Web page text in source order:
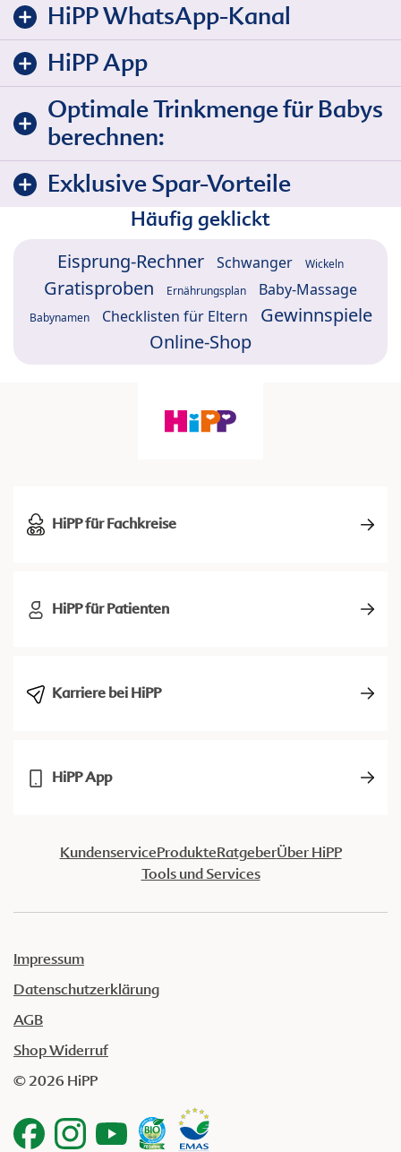
HiPP WhatsApp-Kanal
HiPP App
Optimale Trinkmenge für Babys
berechnen:
Exklusive Spar-Vorteile
Häufig geklickt
Eisprung-Rechner Schwanger Wickeln
Gratisproben Ernährungsplan Baby-Massage
Babynamen Checklisten für Eltern
Gewinnspiele
Online-Shop
HiPP für Fachkreise
HiPP für Patienten
Karriere bei HiPP
HiPP App
KundenserviceProdukteRatgeberÜber HiPP
Tools und Services
Impressum
Datenschutzerklärung
AGB
Shop Widerruf
© 2026 HiPP